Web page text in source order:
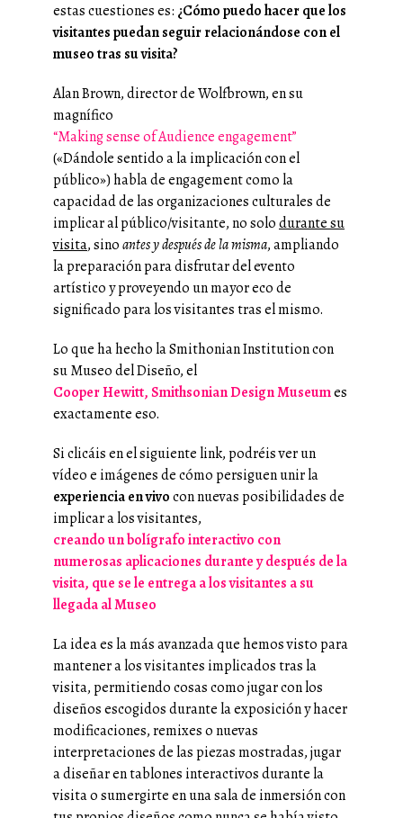
estas cuestiones es: ¿Cómo puedo hacer que los
visitantes puedan seguir relacionándose con el
museo tras su visita?
Alan Brown, director de Wolfbrown, en su
magnífico
“Making sense of Audience engagement”
(«Dándole sentido a la implicación con el
público») habla de engagement como la
capacidad de las organizaciones culturales de
implicar al público/visitante, no solodurante su
visita, sinoantes y despuésde la misma, ampliando
la preparación para disfrutar del evento
artístico y proveyendo un mayor eco de
significado para los visitantes tras el mismo.
Lo que ha hecho la Smithonian Institution con
su Museo del Diseño, el
Cooper Hewitt, Smithsonian Design Museumes
exactamente eso.
Si clicáis en el siguiente link, podréis ver un
vídeo e imágenes de cómo persiguen unir la
experiencia en vivocon nuevas posibilidades de
implicar a los visitantes,
creando un bolígrafo interactivo con
numerosas aplicaciones durante y después de la
visita, que se le entrega a los visitantes a su
llegada al Museo
La idea es la más avanzada que hemos visto para
mantener a los visitantes implicados tras la
visita, permitiendo cosas como jugar con los
diseños escogidos durante la exposición y hacer
modificaciones, remixes o nuevas
interpretaciones de las piezas mostradas, jugar
a diseñar en tablones interactivos durante la
visita o sumergirte en una sala de inmersión con